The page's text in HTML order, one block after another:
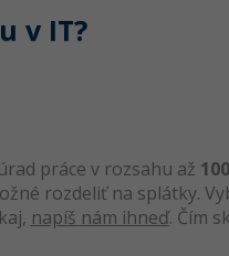
v IT?
práce v rozsahu až
rozdeliť na splátky.
napíš nám ihneď. Čím